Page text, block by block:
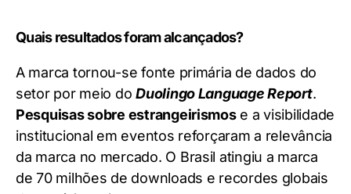
Quais resultados foram alcançados?
A marca tornou-se fonte primária de dados do
setor por meio doDuolingo Language Report.
Pesquisas sobre estrangeirismose a visibilidade
institucional em eventos reforçaram a relevância
da marca no mercado. O Brasil atingiu a marca
de 70 milhões de downloads e recordes globais